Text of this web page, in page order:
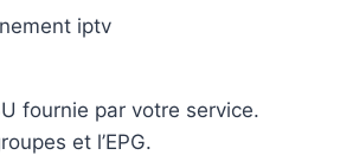
iptv
fournie par votre service.
et l’EPG.